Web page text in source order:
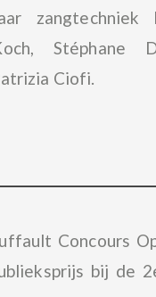
zangtechniek
Stéphane
Ciofi.
Concours
bij de